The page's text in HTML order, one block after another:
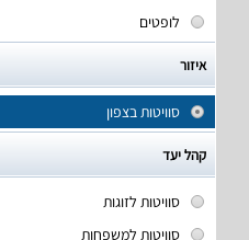
לופטים
איזור
סוויטות בצפון
קהל יעד
סוויטות לזוגות
סוויטות למשפחות